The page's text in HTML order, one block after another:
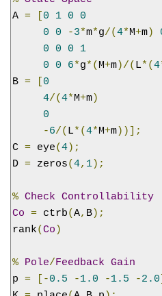
A = 0 1 0
0
0
0 -3*m*g/(4*M+m)
0
0 0
1
0
0 6*g*( M+m)/( L*(4
B =
0
4/(4*M+m)
0
-6/( L*(4*M+m))];
C = eye(4);
D = zeros(4, 1);
% Check Controllability
Co = ctrb(A, B);
rank(Co )
% Pole/Feedback Gain
p = [-0.5 -1.0 -1.5 -2.0